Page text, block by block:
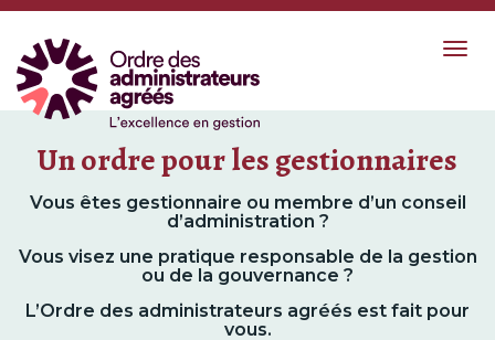
Un ordre pour les gestionnaires
Vous êtes gestionnaire ou membre d’un conseil
d’administration ?
Vous visez une pratique responsable de la gestion
ou de la gouvernance ?
L’Ordre des administrateurs agréés est fait pour
vous.